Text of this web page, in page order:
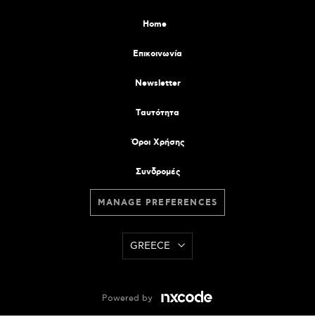
Home
Επικοινωνία
Newsletter
Tαυτότητα
Όροι Χρήσης
Συνδρομές
MANAGE PREFERENCES
GREECE
Powered by